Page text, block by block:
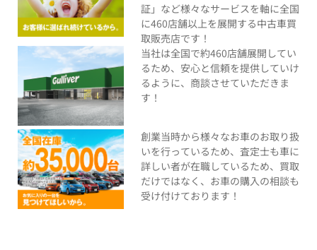
証」など様々なサービスを軸に全国
に460店舗以上を展開する中古車買
取販売店です！
当社は全国で約460店舗展開してい
るため、安心と信頼を提供していけ
るように、商談させていただきま
す！
創業当時から様々なお車のお取り扱
いを行っているため、査定士も車に
詳しい者が在職しているため、買取
だけではなく、お車の購入の相談も
受け付けております！